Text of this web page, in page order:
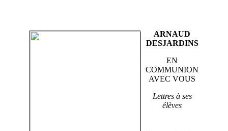
ARNAUD
DESJARDINS
EN
COMMUNION
AVEC VOUS
Lettres à ses
élèves